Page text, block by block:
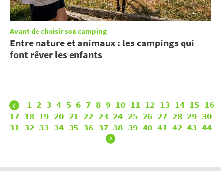
Avant de choisir son camping
Entre nature et animaux : les campings qui
font rêver les enfants
1 2 3 4 5 6 7 8 9 10 11 12 13 14 15
16
17
18 19 20 21 22 23 24 25 26 27 28 29
30
31
32 33 34 35 36 37 38 39 40 41 42 43 44